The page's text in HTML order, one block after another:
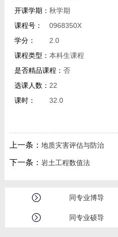
开课学期： 秋学期
课程号：
0968350X
学分：
2.0
课程类型： 本科生课程
是否精品课程： 否
选课人数： 22
课时：
32.0
上一条： 地质灾害评估与防治
下一条： 岩土工程数值法
同专业博导
同专业硕导